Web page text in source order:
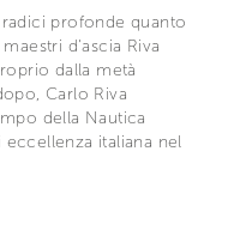
profonde quanto
d'ascia Riva
dalla metà
Carlo Riva
della Nautica
italiana nel